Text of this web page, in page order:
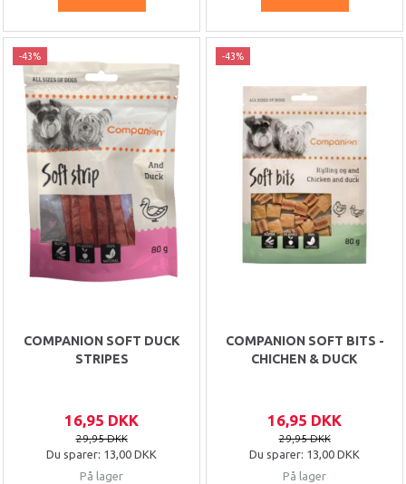
-43%
COMPANION SOFT DUCK
STRIPES
16,95 DKK
29,95 DKK
Du sparer: 13,00 DKK
På lager
-43%
COMPANION SOFT BITS -
CHICHEN & DUCK
16,95 DKK
29,95 DKK
Du sparer: 13,00 DKK
På lager